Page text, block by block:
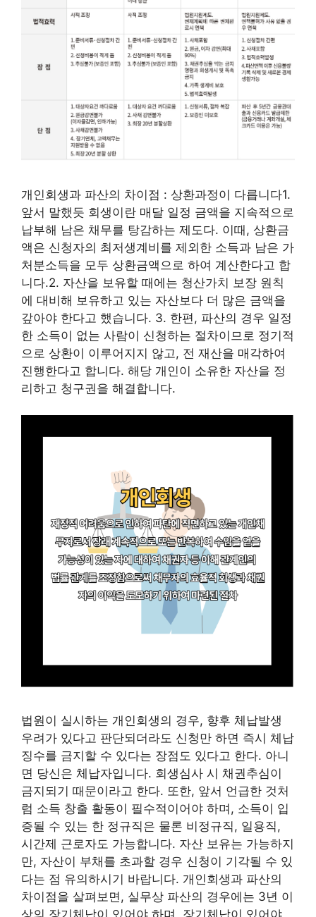
개인회생과 파산의 차이점 : 상환과정이 다릅니다1.
앞서 말했듯 회생이란 매달 일정 금액을 지속적으로
납부해 남은 채무를 탕감하는 제도다. 이때, 상환금
액은 신청자의 최저생계비를 제외한 소득과 남은 가
처분소득을 모두 상환금액으로 하여 계산한다고 합
니다.2. 자산을 보유할 때에는 청산가치 보장 원칙
에 대비해 보유하고 있는 자산보다 더 많은 금액을
갚아야 한다고 했습니다. 3. 한편, 파산의 경우 일정
한 소득이 없는 사람이 신청하는 절차이므로 정기적
으로 상환이 이루어지지 않고, 전 재산을 매각하여
진행한다고 합니다. 해당 개인이 소유한 자산을 정
리하고 청구권을 해결합니다.
법원이 실시하는 개인회생의 경우, 향후 체납발생
우려가 있다고 판단되더라도 신청만 하면 즉시 체납
징수를 금지할 수 있다는 장점도 있다고 한다. 아니
면 당신은 체납자입니다. 회생심사 시 채권추심이
금지되기 때문이라고 한다. 또한, 앞서 언급한 것처
럼 소득 창출 활동이 필수적이어야 하며, 소득이 입
증될 수 있는 한 정규직은 물론 비정규직, 일용직,
시간제 근로자도 가능합니다. 자산 보유는 가능하지
만, 자산이 부채를 초과할 경우 신청이 기각될 수 있
다는 점 유의하시기 바랍니다. 개인회생과 파산의
차이점을 살펴보면, 실무상 파산의 경우에는 3년 이
상의 장기체납이 있어야 하며, 장기체납이 있어야